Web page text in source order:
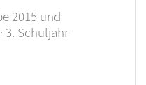
2015 und
3. Schuljahr